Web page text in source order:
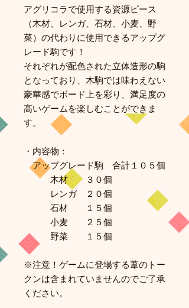
アグリコラで使用する資源ピース
（木材、レンガ、石材、小麦、野
菜）の代わりに使用できるアップグ
レード駒です！
それぞれが配色された立体造形の駒
となっており、木駒では味わえない
豪華感でボード上を彩り、満足度の
高いゲームを楽しむことができま
す。
・内容物：
アップグレード駒 合計１０５個
木材 ３０個
レンガ ２０個
石材 １５個
小麦 ２５個
野菜 １５個
※注意！ゲームに登場する葦のトー
クンは含まれていませんのでご了承
ください。